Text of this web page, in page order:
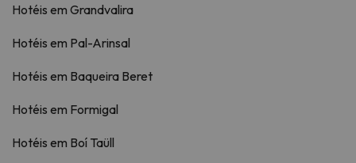
Hotéis em Grandvalira
Hotéis em Pal-Arinsal
Hotéis em Baqueira Beret
Hotéis em Formigal
Hotéis em Boí Taüll